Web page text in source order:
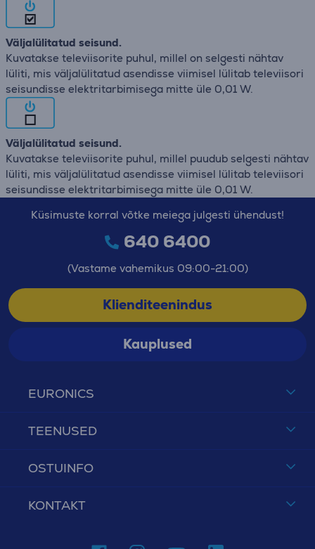
Väljalülitatud seisund.
Kuvatakse televiisorite puhul, millel on selgesti nähtav
lüliti, mis väljalülitatud asendisse viimisel lülitab televiisori
seisundisse elektritarbimisega mitte üle 0,01 W.
Väljalülitatud seisund.
Kuvatakse televiisorite puhul, millel puudub selgesti nähtav
lüliti, mis väljalülitatud asendisse viimisel lülitab televiisori
seisundisse elektritarbimisega mitte üle 0,01 W.
EURONICS
TEENUSED
OSTUINFO
KONTAKT
Küsimuste korral võtke meiega julgesti ühendust!
640 6400
(Vastame vahemikus 09:00-21:00)
Klienditeenindus
Kauplused